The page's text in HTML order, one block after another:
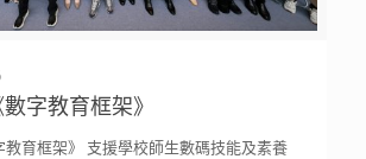
字教育框架》
教育框架》 支援學校師生數碼技能及素養